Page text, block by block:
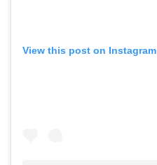
View this post on Instagram